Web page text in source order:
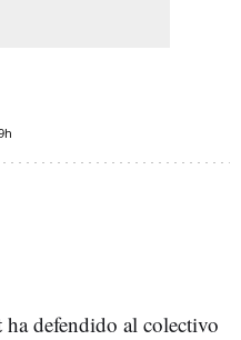
ha defendido al colectivo